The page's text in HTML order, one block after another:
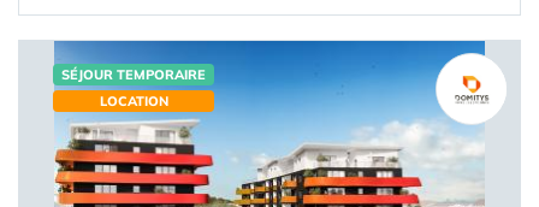
SÉJOUR TEMPORAIRE
LOCATION